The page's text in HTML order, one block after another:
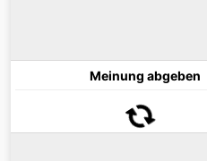
Meinung abgeben